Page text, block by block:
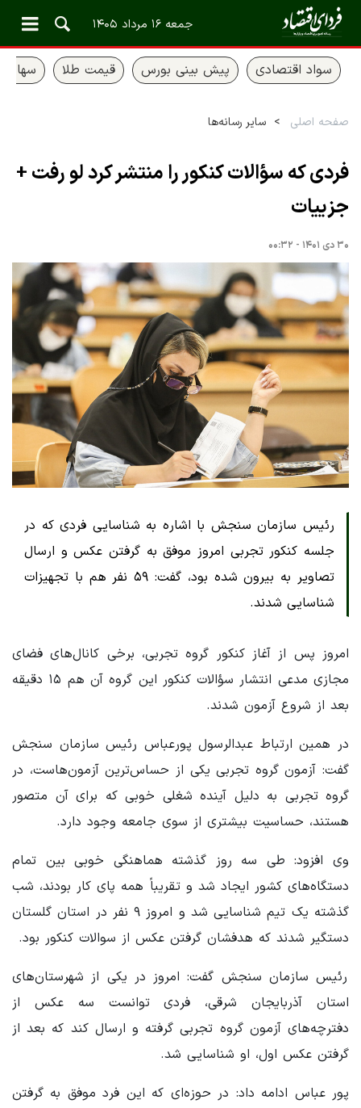
جمعه ۱۶ مرداد ۱۴۰۵
سواد اقتصادی پیش بینی بورس قیمت طلا سهام
صفحه اصلی سایر رسانه‌ها
فردی که سؤالات کنکور را منتشر کرد لو رفت +
جزییات
۳۰ دی ۱۴۰۱ - ۰۰:۳۲
رئیس سازمان سنجش با اشاره به شناسایی فردی که در
جلسه کنکور تجربی امروز موفق به گرفتن عکس و ارسال
تصاویر به بیرون شده بود، گفت: ۵۹ نفر هم با تجهیزات
شناسایی شدند.
امروز پس از آغاز کنکور گروه تجربی، برخی کانال‌های فضای
مجازی مدعی انتشار سؤالات کنکور این گروه آن هم ۱۵ دقیقه
بعد از شروع آزمون شدند.
در همین ارتباط عبدالرسول پورعباس رئیس سازمان سنجش
گفت: آزمون گروه تجربی یکی از حساس‌ترین آزمون‌هاست، در
گروه تجربی به دلیل آینده شغلی خوبی که برای آن متصور
هستند، حساسیت بیشتری از سوی جامعه وجود دارد.
وی افزود: طی سه روز گذشته هماهنگی خوبی بین تمام
دستگاه‌های کشور ایجاد شد و تقریباً همه پای کار بودند، شب
گذشته یک تیم شناسایی شد و امروز ۹ نفر در استان گلستان
دستگیر شدند که هدفشان گرفتن عکس از سوالات کنکور بود.
رئیس سازمان سنجش گفت: امروز در یکی از شهرستان‌های
استان آذربایجان شرقی، فردی توانست سه عکس از
دفترچه‌های آزمون گروه تجربی گرفته و ارسال کند که بعد از
گرفتن عکس اول، او شناسایی شد.
پور عباس ادامه داد: در حوزه‌ای که این فرد موفق به گرفتن